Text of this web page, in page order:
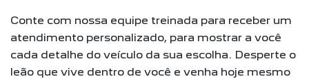
Conte com nossa equipe treinada para receber um
atendimento personalizado, para mostrar a você
cada detalhe do veículo da sua escolha. Desperte o
leão que vive dentro de você e venha hoje mesmo